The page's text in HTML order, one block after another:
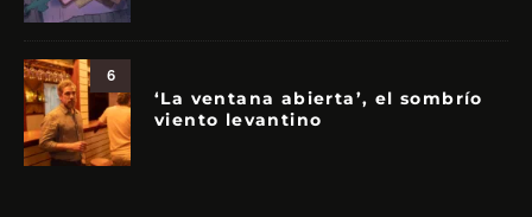
6
‘La ventana abierta’, el sombrío
viento levantino